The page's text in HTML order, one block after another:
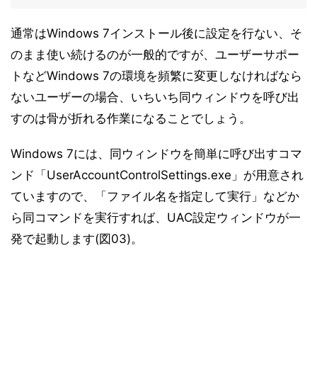
通常はWindows 7インストール後に設定を行ない、そ
のまま使い続けるのが一般的ですが、ユーザーサポー
トなどWindows 7の環境を頻繁に変更しなければなら
ないユーザーの場合、いちいち同ウィンドウを呼び出
すのは骨が折れる作業になることでしょう。
Windows 7には、同ウィンドウを簡単に呼び出すコマ
ンド「UserAccountControlSettings.exe」が用意され
ていますので、「ファイル名を指定して実行」などか
ら同コマンドを実行すれば、UAC設定ウィンドウが一
発で起動します(図03)。